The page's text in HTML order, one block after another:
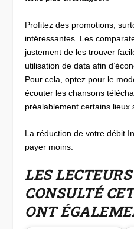
Profitez des promotions,
intéressantes. Les
justement de les trouver
utilisation de data afin
Pour cela, optez pour le
écouter les chansons
préalablement certains lieux
La réduction de votre débit
payer moins.
LES
CONSULTÉ
ONT